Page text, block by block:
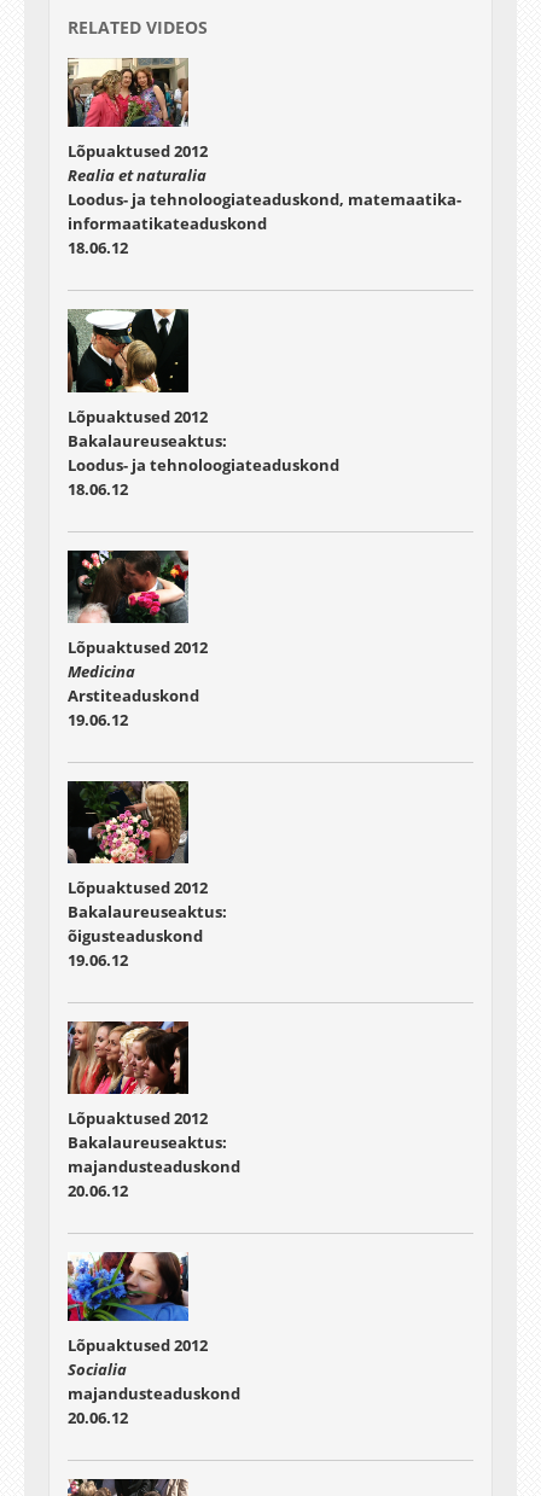
RELATED VIDEOS
Lõpuaktused 2012
Realia et naturalia
Loodus- ja tehnoloogiateaduskond, matemaatika-
informaatikateaduskond
18.06.12
Lõpuaktused 2012
Bakalaureuseaktus:
Loodus- ja tehnoloogiateaduskond
18.06.12
Lõpuaktused 2012
Medicina
Arstiteaduskond
19.06.12
Lõpuaktused 2012
Bakalaureuseaktus:
õigusteaduskond
19.06.12
Lõpuaktused 2012
Bakalaureuseaktus:
majandusteaduskond
20.06.12
Lõpuaktused 2012
Socialia
majandusteaduskond
20.06.12